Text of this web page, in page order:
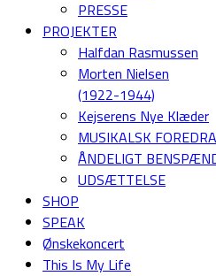
PRESSE
PROJEKTER
Halfdan Rasmussen
Morten Nielsen
(1922-1944)
Kejserens Nye Klæder
MUSIKALSK
ÅNDELIGT
UDSÆTTELSE
SHOP
SPEAK
Ønskekoncert
This Is My Life